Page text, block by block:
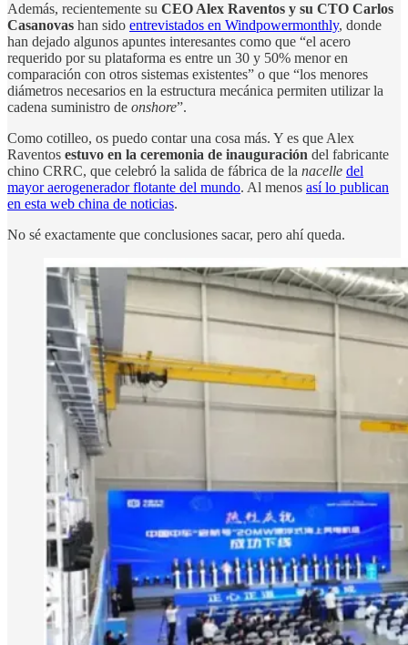
Además, recientemente su CEO Alex Raventos y su CTO Carlos
Casanovas han sido entrevistados en Windpowermonthly, donde
han dejado algunos apuntes interesantes como que “el acero
requerido por su plataforma es entre un 30 y 50% menor en
comparación con otros sistemas existentes” o que “los menores
diámetros necesarios en la estructura mecánica permiten utilizar la
cadena suministro de onshore”.
Como cotilleo, os puedo contar una cosa más. Y es que Alex
Raventos estuvo en la ceremonia de inauguración del fabricante
chino CRRC, que celebró la salida de fábrica de la nacelle del
mayor aerogenerador flotante del mundo. Al menos así lo publican
en esta web china de noticias.
No sé exactamente que conclusiones sacar, pero ahí queda.